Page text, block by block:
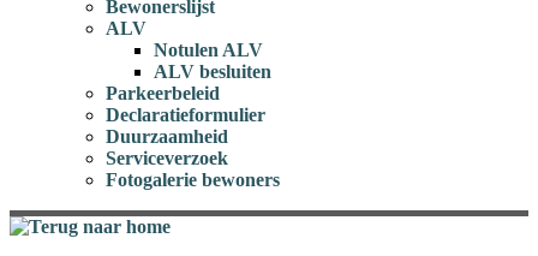
Bewonerslijst
ALV
Notulen ALV
ALV besluiten
Parkeerbeleid
Declaratieformulier
Duurzaamheid
Serviceverzoek
Fotogalerie bewoners